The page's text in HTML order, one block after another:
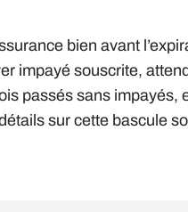
bien avant
impayé souscrite,
passés sans impayés,
sur cette bascule